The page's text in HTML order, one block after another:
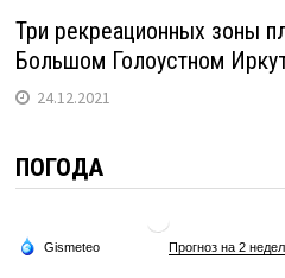
Три рекреационных зоны
Большом Голоустном
24.12.2021
ПОГОДА